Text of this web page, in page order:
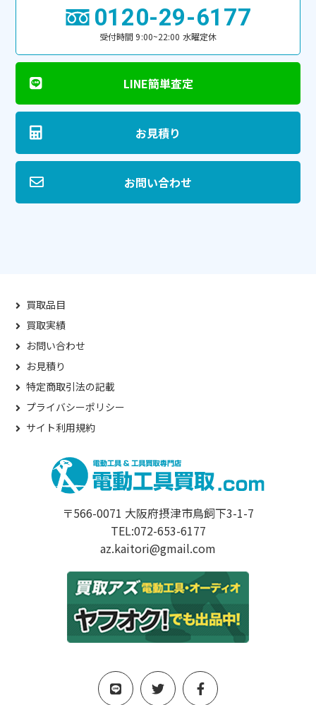
0120-29-6177
受付時間 9:00~22:00 水曜定休
LINE簡単査定
お見積り
お問い合わせ
買取品目
買取実績
お問い合わせ
お見積り
特定商取引法の記載
プライバシーポリシー
サイト利用規約
〒566-0071 大阪府摂津市鳥飼下3-1-7
TEL:072-653-6177
az.kaitori@gmail.com